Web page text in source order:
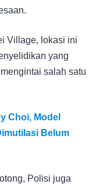
Village, lokasi ini
yang
salah satu
Choi, Model
Belum
Polisi juga